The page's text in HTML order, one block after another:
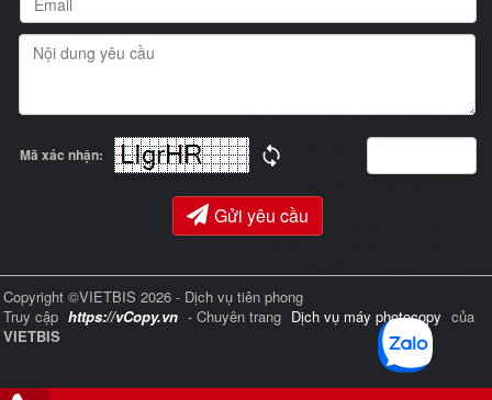
Mã xác nhận:
Gửi yêu cầu
Copyright ©VIETBIS 2026 - Dịch vụ tiên phong
Truy cập https://vCopy.vn - Chuyên trang Dịch vụ máy photocopy của
VIETBIS